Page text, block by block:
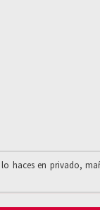
haces en privado,